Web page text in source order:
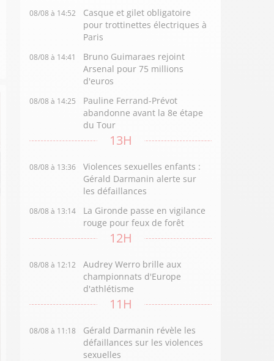
08/08 à 14:52
Casque et gilet obligatoire
pour trottinettes électriques à
Paris
08/08 à 14:41
Bruno Guimaraes rejoint
Arsenal pour 75 millions
d'euros
08/08 à 14:25
Pauline Ferrand-Prévot
abandonne avant la 8e étape
du Tour
13H
08/08 à 13:36
Violences sexuelles enfants :
Gérald Darmanin alerte sur
les défaillances
08/08 à 13:14
La Gironde passe en vigilance
rouge pour feux de forêt
12H
08/08 à 12:12
Audrey Werro brille aux
championnats d'Europe
d'athlétisme
11H
08/08 à 11:18
Gérald Darmanin révèle les
défaillances sur les violences
sexuelles